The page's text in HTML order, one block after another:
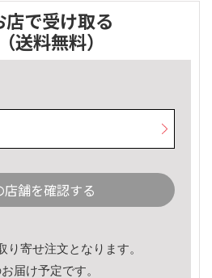
店で受け取る
（送料無料）
店舗を確認する
り寄せ注文となります。
届け予定です。